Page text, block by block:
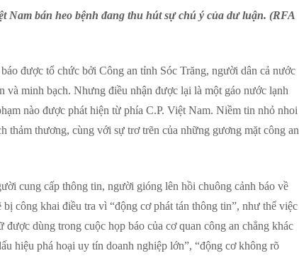
Nam bán heo bệnh đang thu hút sự chú ý của dư luận. (RFA
được tổ chức bởi Công an tỉnh Sóc Trăng, người dân cả nước
và minh bạch. Nhưng điều nhận được lại là một gáo nước lạnh
nào được phát hiện từ phía C.P. Việt Nam. Niềm tin nhỏ nhoi
thảm thương, cùng với sự trơ trẽn của những gương mặt công an
cung cấp thông tin, người gióng lên hồi chuông cảnh báo về
công khai điều tra vì “động cơ phát tán thông tin”, như thể việc
dùng trong cuộc họp báo của cơ quan công an chẳng khác
hiệu phá hoại uy tín doanh nghiệp lớn”, “động cơ không rõ